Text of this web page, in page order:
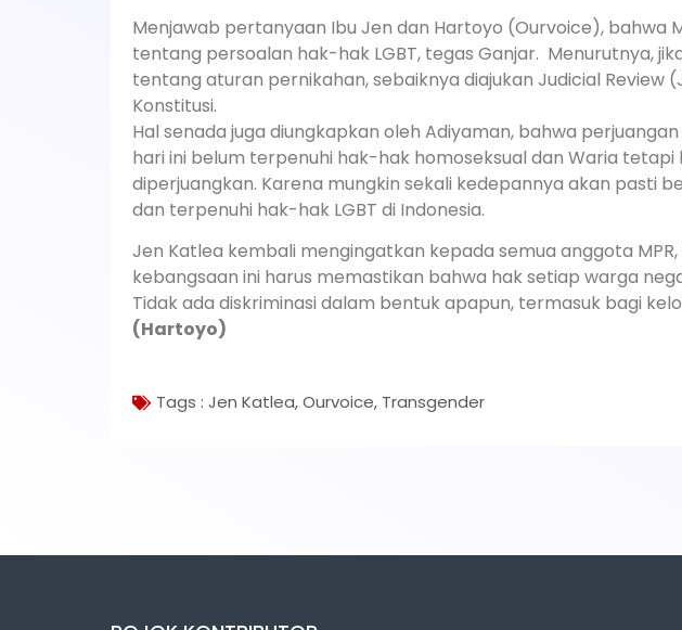
Menjawab pertanyaan Ibu Jen dan Hartoyo (Ourvoice), bahwa
tentang persoalan hak-hak LGBT, tegas Ganjar. Menurutnya,
tentang aturan pernikahan, sebaiknya diajukan Judicial Review
Konstitusi.
Hal senada juga diungkapkan oleh Adiyaman, bahwa
hari ini belum terpenuhi hak-hak homoseksual dan Waria tetapi
diperjuangkan. Karena mungkin sekali kedepannya akan pasti
dan terpenuhi hak-hak LGBT di Indonesia.
Jen Katlea kembali mengingatkan kepada semua anggota
kebangsaan ini harus memastikan bahwa hak setiap warga
Tidak ada diskriminasi dalam bentuk apapun, termasuk bagi
(Hartoyo)
Tags : Jen Katlea,Ourvoice, Transgender